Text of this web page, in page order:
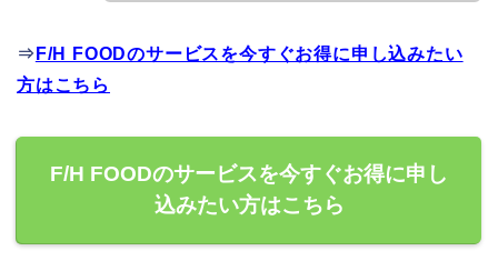
⇒ F/H FOODのサービスを今すぐお得に申し込みたい
方はこちら
F/H FOODのサービスを今すぐお得に申し
込みたい方はこちら